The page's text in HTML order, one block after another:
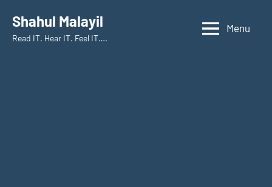
content
Shahul Malayil
Read IT. Hear IT. Feel IT….
Menu